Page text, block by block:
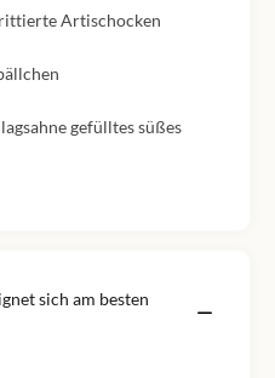
Artischocken
gefülltes süßes
sich am besten